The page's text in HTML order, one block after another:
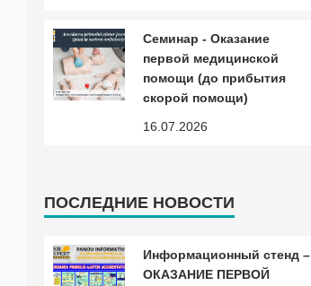
Cеминар - Оказание
первой медицинской
помощи (до прибытия
скорой помощи)
16.07.2026
ПОСЛЕДНИЕ НОВОСТИ
Информационный стенд –
ОКАЗАНИЕ ПЕРВОЙ